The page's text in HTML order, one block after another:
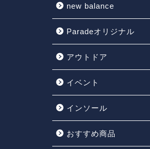
new balance
Paradeオリジナル
アウトドア
イベント
インソール
おすすめ商品